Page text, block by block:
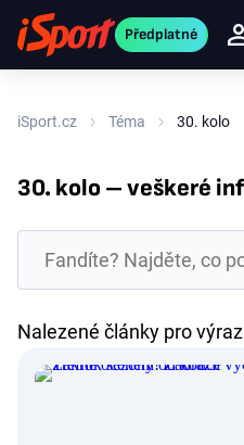
Předplatné
iSport.cz Téma 30. kolo
30. kolo – veškeré
Nalezené články pro